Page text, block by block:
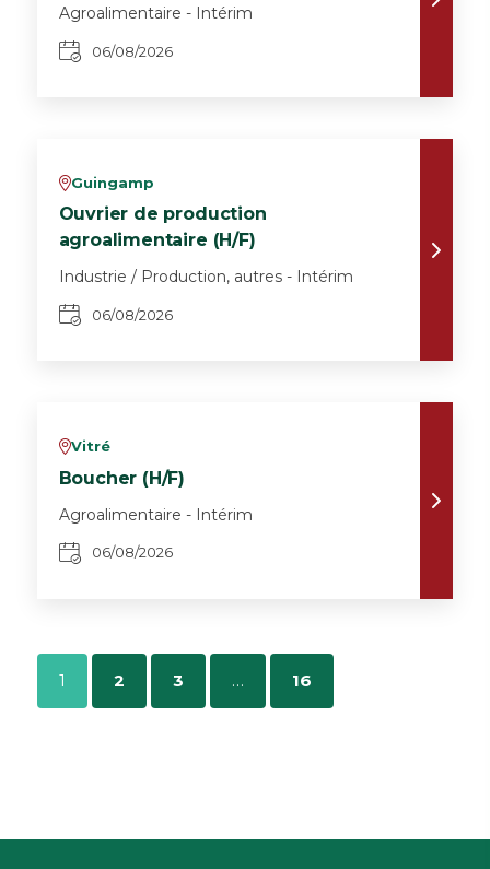
Agroalimentaire - Intérim
06/08/2026
vGuingamp
Ouvrier de production
agroalimentaire (H/F)
Industrie / Production, autres - Intérim
06/08/2026
vVitré
Boucher (H/F)
Agroalimentaire - Intérim
06/08/2026
1 2 3 … 16